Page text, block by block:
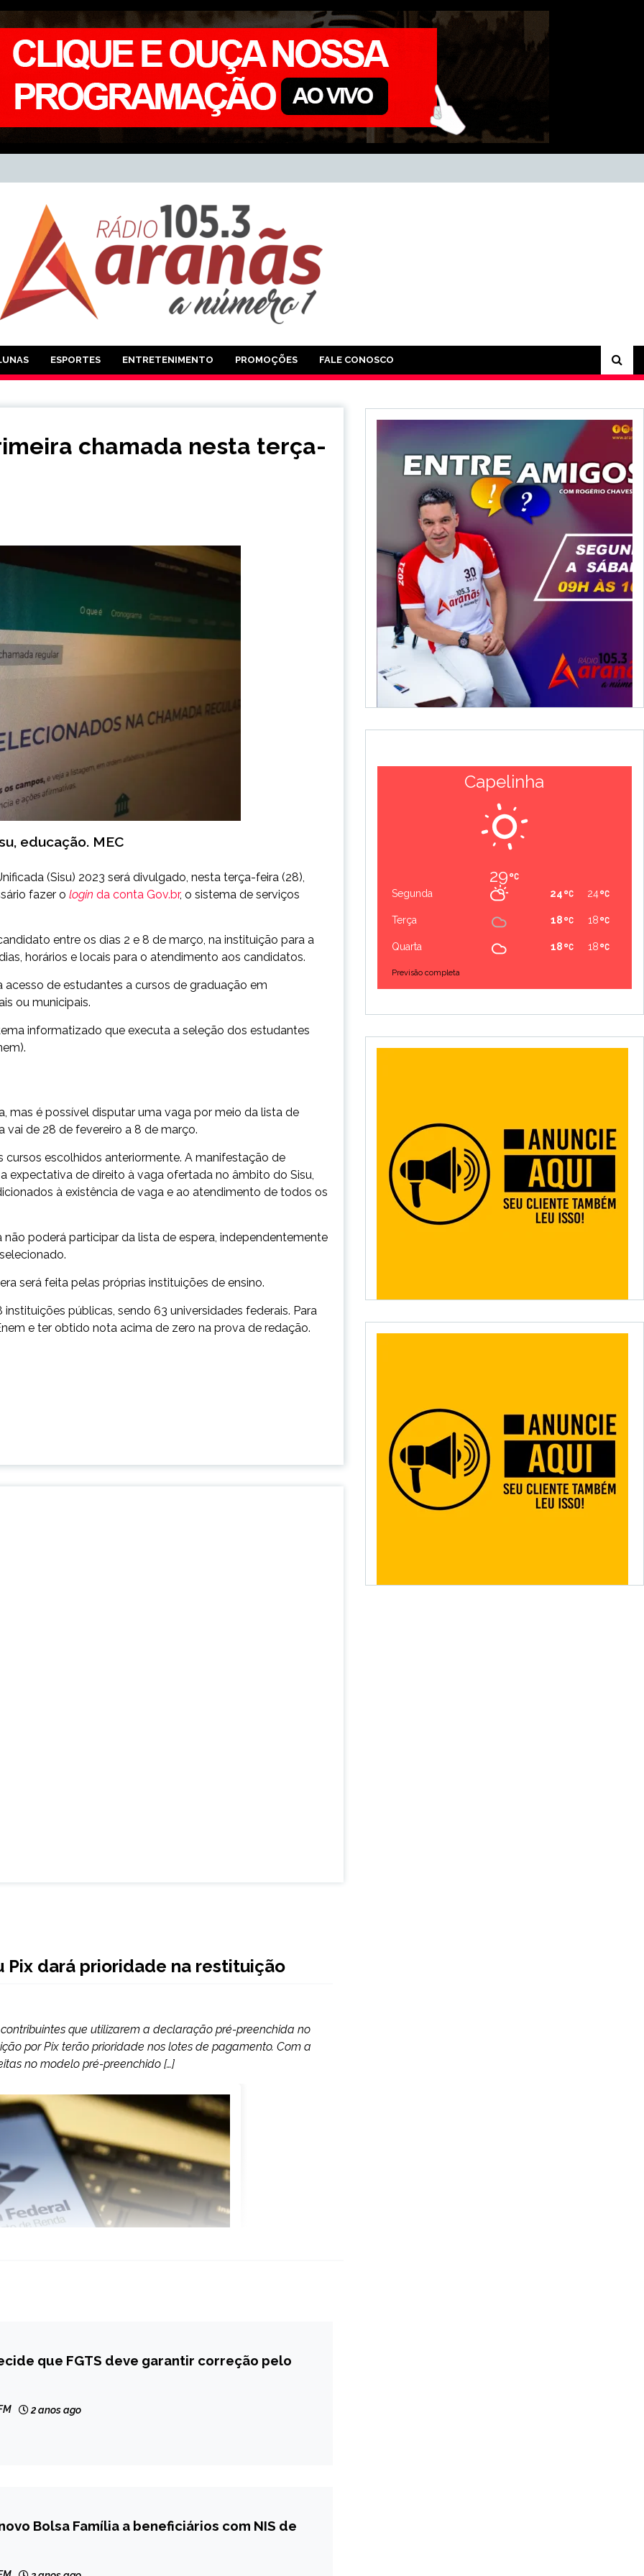
ESPORTES ENTRETENIMENTO PROMOÇÕES FALE CONOSCO
chamada nesta terça-
educação. MEC
(Sisu) 2023 será divulgado, nesta terça-feira (28),
fazer o login da conta Gov.br, o sistema de serviços
entre os dias 2 e 8 de março, na instituição para a
horários e locais para o atendimento aos candidatos.
de estudantes a cursos de graduação em
ou municipais.
informatizado que executa a seleção dos estudantes
mas é possível disputar uma vaga por meio da lista de
vai de 28 de fevereiro a 8 de março.
escolhidos anteriormente. A manifestação de
expectativa de direito à vaga ofertada no âmbito do Sisu,
à existência de vaga e ao atendimento de todos os
poderá participar da lista de espera, independentemente
será feita pelas próprias instituições de ensino.
públicas, sendo 63 universidades federais. Para
e ter obtido nota acima de zero na prova de redação.
Pix dará prioridade na restituição
que utilizarem a declaração pré-preenchida no
por Pix terão prioridade nos lotes de pagamento. Com a
no modelo pré-preenchido […]
que FGTS deve garantir correção pelo
2 anos ago
Bolsa Família a beneficiários com NIS de
Capelinha
29
Segunda 24
24
Terça 18
18
Quarta 18
18
Previsão completa